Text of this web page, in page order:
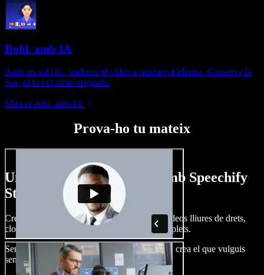
Dobl. amb IA
Amb un sol clic, tradueix el vídeo a qualsevol idioma. Conserva la
veu, el to i el ritme originals.
Mira el dobl. amb IA
Prova-ho tu mateix
Un tastet del que pots fer amb Speechify
Studio.
Crea dobl. de veu, afegeix imatges, àudio, vídeos lliures de drets,
clona veus i munta projectes multimèdia complets.
Sense corba d’aprenentatge, tot al navegador: crea el que vulguis
sense els límits de sempre.